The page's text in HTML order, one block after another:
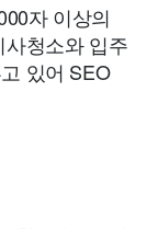
자 이상의
청소와 입주
있어 SEO